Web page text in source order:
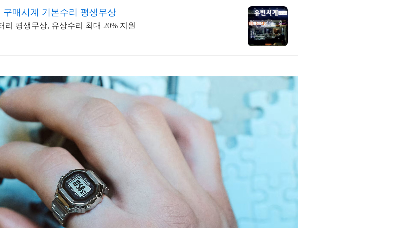
매시계 기본수리 평생무상
리 평생무상, 유상수리 최대 20% 지원